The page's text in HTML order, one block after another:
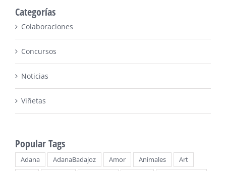
Categorías
Colaboraciones
Concursos
Noticias
Viñetas
Popular Tags
Adana AdanaBadajoz Amor Animales
Art